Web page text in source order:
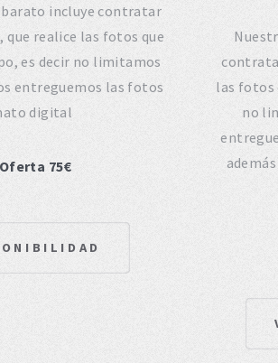
incluye contratar
realice las fotos que
es decir no limitamos
entreguemos las fotos
digital
75€
las fotos
no